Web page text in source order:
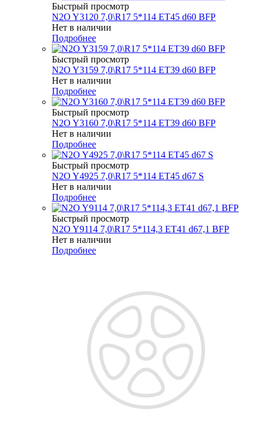
Быстрый просмотр
N2O Y3120 7,0\R17 5*114 ET45 d60 BFP
Нет в наличии
Подробнее
Быстрый просмотр
N2O Y3159 7,0\R17 5*114 ET39 d60 BFP
Нет в наличии
Подробнее
Быстрый просмотр
N2O Y3160 7,0\R17 5*114 ET39 d60 BFP
Нет в наличии
Подробнее
Быстрый просмотр
N2O Y4925 7,0\R17 5*114 ET45 d67 S
Нет в наличии
Подробнее
Быстрый просмотр
N2O Y9114 7,0\R17 5*114,3 ET41 d67,1 BFP
Нет в наличии
Подробнее